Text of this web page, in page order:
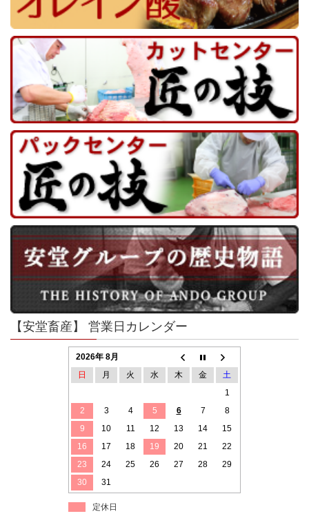
【安堂畜産】 営業日カレンダー
2026年 8月
日
月 火 水 木 金
土
1
2
3 4 5 6 7
8
9
10 11 12 13 14
15
16
17 18 19 20 21
22
23
24 25 26 27 28
29
30
31
定休日